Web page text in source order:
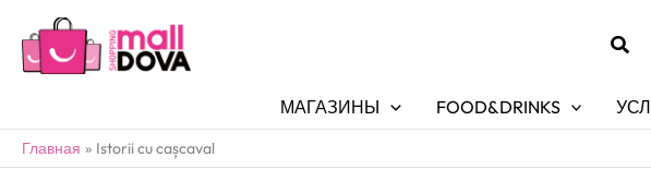
МАГАЗИНЫ FOOD&DRINKS
Главная Istorii cu cașcaval